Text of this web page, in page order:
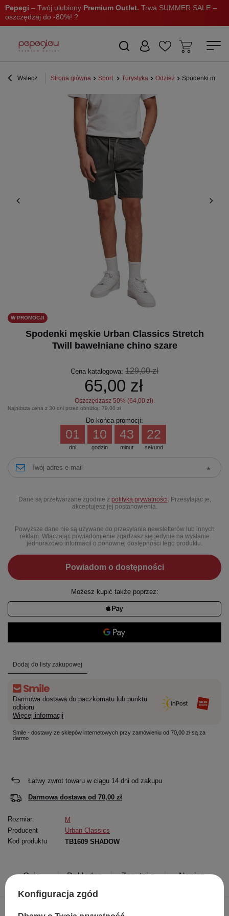
Pepegi – Twój ulubiony Premium Outlet. Trwa SUMMER SALE –
oszczędzaj do -80%! ?
Wstecz Strona główna Sport Turystyka Odzież Spodenki
W PROMOCJI
Spodenki męskie Urban Classics Stretch
Twill bawełniane chino szare
Cena katalogowa: 129,00 zł
65,00 zł
Oszczędzasz 50% (64,00 zł).
Najniższa cena z 30 dni przed obniżką: 79,00 zł
Do końca promocji:
dni
01
godzin
10
minut
43
sekund
22
Dane są przetwarzane zgodnie z polityką prywatności . Przesyłając je,
akceptujesz jej postanowienia.
Powyższe dane nie są używane do przesyłania newsletterów lub innych
reklam. Włączając powiadomienie zgadzasz się jedynie na wysłanie
jednorazowo informacji o ponownej dostępności tego produktu.
Powiadom o dostępności
Możesz kupić także poprzez:
Dodaj do listy zakupowej
Darmowa dostawa do paczkomatu lub punktu
odbioru
Więcej informacji
Smile - dostawy ze sklepów internetowych przy zamówieniu od 70,00 zł są za
darmo
Łatwy zwrot towaru w ciągu 14 dni od zakupu
Darmowa dostawa od 70,00 zł
Rozmiar:
M
Producent
Urban Classics
Kod produktu
TB1609 SHADOW
Opis
Dokładne
Zapytaj o
Napisz
Konfiguracja zgód